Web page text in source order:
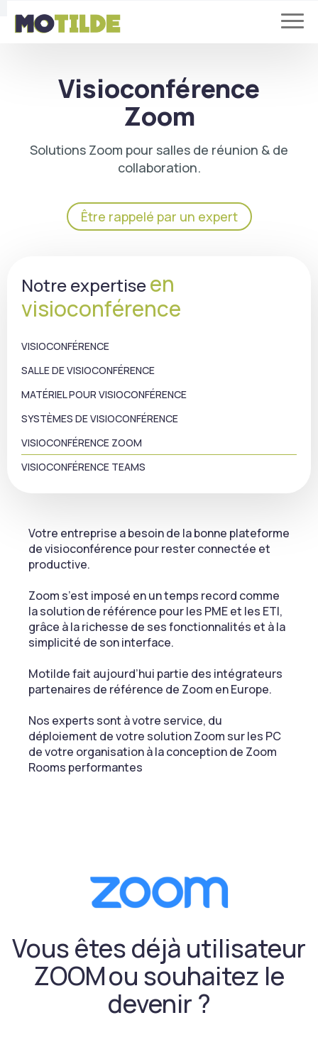
Visioconférence
Zoom
Solutions Zoom pour salles de réunion & de
collaboration.
Être rappelé par un expert
Notre expertiseen
visioconférence
VISIOCONFÉRENCE
SALLE DE VISIOCONFÉRENCE
MATÉRIEL POUR VISIOCONFÉRENCE
SYSTÈMES DE VISIOCONFÉRENCE
VISIOCONFÉRENCE ZOOM
VISIOCONFÉRENCE TEAMS
Votre entreprise a besoin de la bonne plateforme
de visioconférence pour rester connectée et
productive.
Zoom s’est imposé en un temps record comme
la solution de référence pour les PME et les ETI,
grâce à la richesse de ses fonctionnalités et à la
simplicité de son interface.
Motilde fait aujourd’hui partie des intégrateurs
partenaires de référence de Zoom en Europe.
Nos experts sont à votre service, du
déploiement de votre solution Zoom sur les PC
de votre organisation à la conception de Zoom
Rooms performantes
Vous êtes déjà utilisateur
ZOOM ou souhaitez le
devenir ?